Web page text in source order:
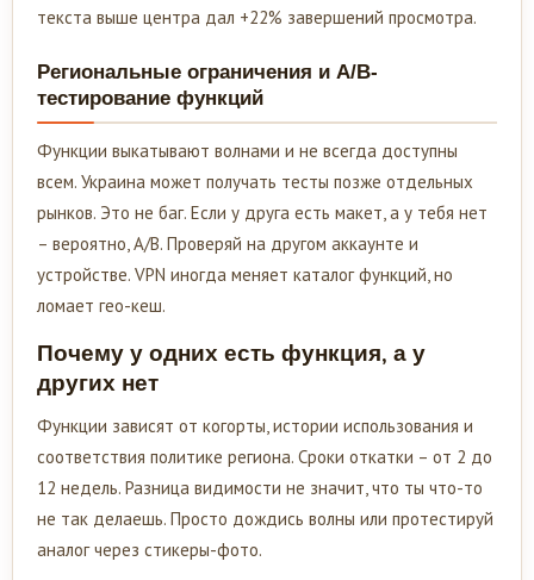
текста выше центра дал +22% завершений просмотра.
Региональные ограничения и A/B-
тестирование функций
Функции выкатывают волнами и не всегда доступны
всем. Украина может получать тесты позже отдельных
рынков. Это не баг. Если у друга есть макет, а у тебя нет
– вероятно, A/B. Проверяй на другом аккаунте и
устройстве. VPN иногда меняет каталог функций, но
ломает гео-кеш.
Почему у одних есть функция, а у
других нет
Функции зависят от когорты, истории использования и
соответствия политике региона. Сроки откатки – от 2 до
12 недель. Разница видимости не значит, что ты что-то
не так делаешь. Просто дождись волны или протестируй
аналог через стикеры-фото.